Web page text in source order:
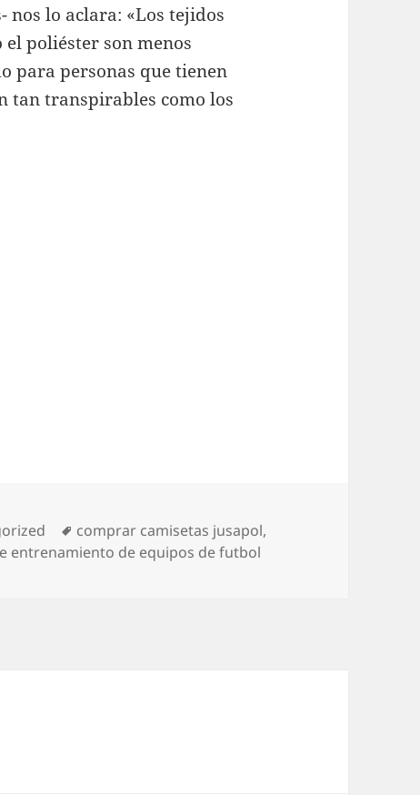
nos lo aclara: «Los tejidos
poliéster son menos
para personas que tienen
tan transpirables como los
Etiquetas
comprar camisetas jusapol,
entrenamiento de equipos de futbol